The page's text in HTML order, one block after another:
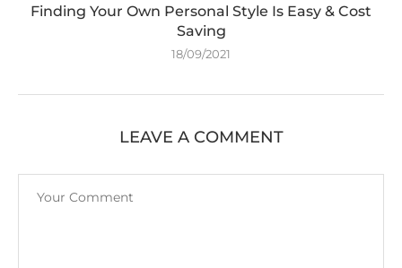
Finding Your Own Personal Style Is Easy & Cost
Saving
18/09/2021
LEAVE A COMMENT